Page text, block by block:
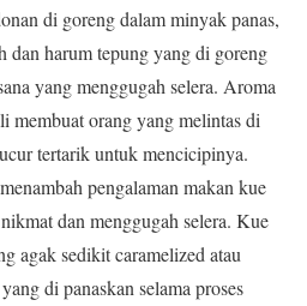
di goreng dalam minyak panas,
dan harum tepung yang di goreng
yang menggugah selera. Aroma
membuat orang yang melintas di
tertarik untuk mencicipinya.
pengalaman makan kue
dan menggugah selera. Kue
agak sedikit caramelized atau
di panaskan selama proses